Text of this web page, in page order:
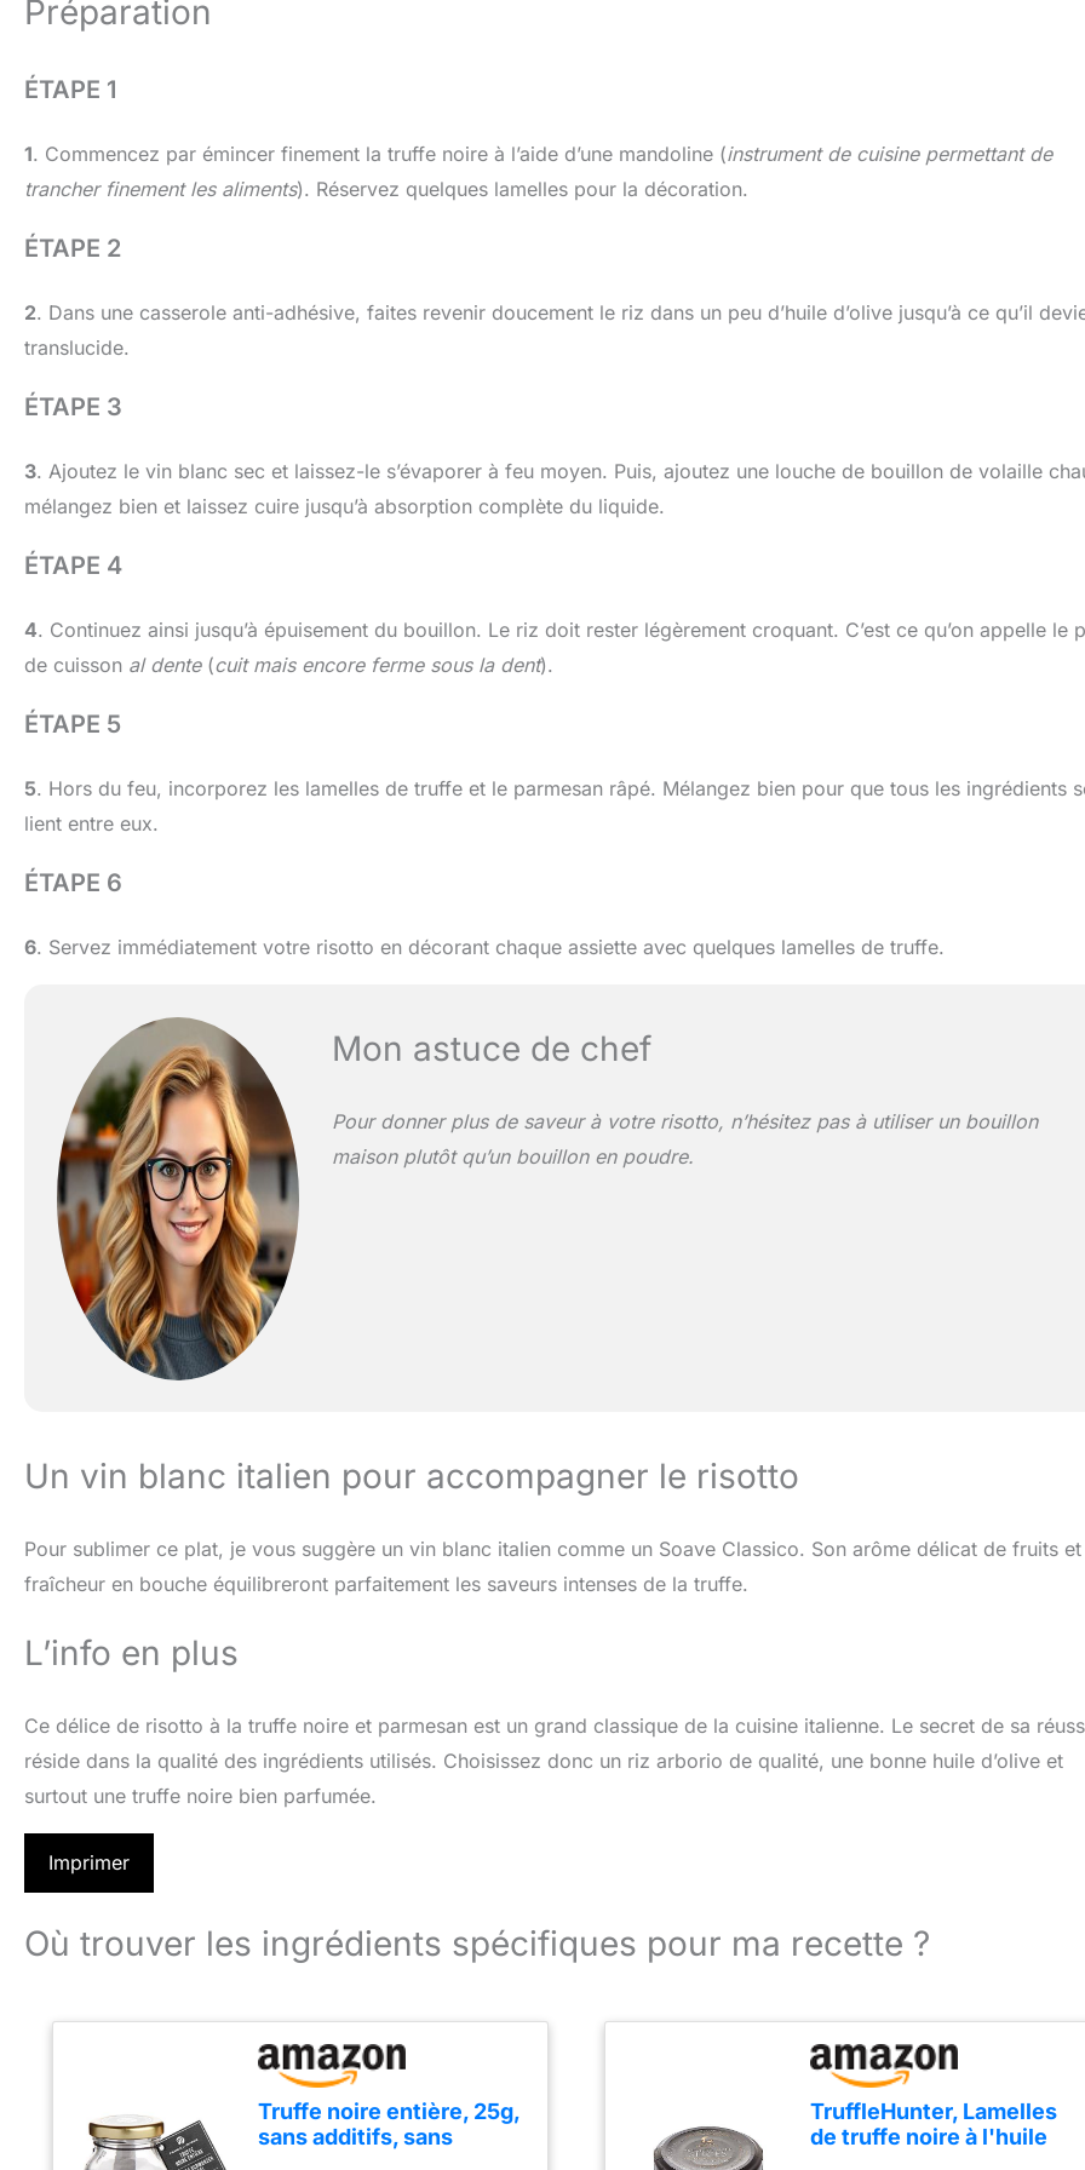
Préparation
ÉTAPE 1
1. Commencez par émincer finement la truffe noire à l’aide d’une mandoline (instrument de cuisine permettant de
trancher finement les aliments). Réservez quelques lamelles pour la décoration.
ÉTAPE 2
2. Dans une casserole anti-adhésive, faites revenir doucement le riz dans un peu d’huile d’olive jusqu’à ce qu’il
translucide.
ÉTAPE 3
3. Ajoutez le vin blanc sec et laissez-le s’évaporer à feu moyen. Puis, ajoutez une louche de bouillon de volaille
mélangez bien et laissez cuire jusqu’à absorption complète du liquide.
ÉTAPE 4
4. Continuez ainsi jusqu’à épuisement du bouillon. Le riz doit rester légèrement croquant. C’est ce qu’on appelle le
de cuisson al dente(cuit mais encore ferme sous la dent).
ÉTAPE 5
5. Hors du feu, incorporez les lamelles de truffe et le parmesan râpé. Mélangez bien pour que tous les ingrédients
lient entre eux.
ÉTAPE 6
6. Servez immédiatement votre risotto en décorant chaque assiette avec quelques lamelles de truffe.
Mon astuce de chef
Pour donner plus de saveur à votre risotto, n’hésitez pas à utiliser un bouillon
maison plutôt qu’un bouillon en poudre.
Un vin blanc italien pour accompagner le risotto
Pour sublimer ce plat, je vous suggère un vin blanc italien comme un Soave Classico. Son arôme délicat de fruits et
fraîcheur en bouche équilibreront parfaitement les saveurs intenses de la truffe.
L’info en plus
Ce délice de risotto à la truffe noire et parmesan est un grand classique de la cuisine italienne. Le secret de sa
réside dans la qualité des ingrédients utilisés. Choisissez donc un riz arborio de qualité, une bonne huile d’olive et
surtout une truffe noire bien parfumée.
Imprimer
Où trouver les ingrédients spécifiques pour ma recette ?
Truffe noire entière, 25g,
sans additifs, sans
TruffleHunter, Lamelles
de truffe noire à l'huile